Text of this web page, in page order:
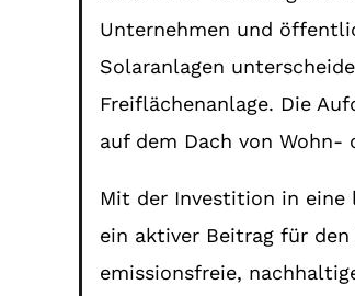
Unternehmen und
Solaranlagen
Freiflächenanlage. Die
auf dem Dach von Wohn-
Mit der Investition in eine
ein aktiver Beitrag für
emissionsfreie,